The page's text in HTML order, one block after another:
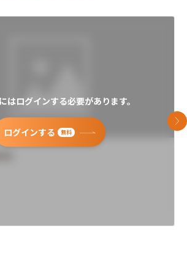
はログインする必要があります。
ログインする 無料
次